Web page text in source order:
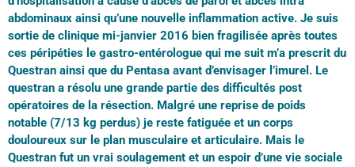
abdominaux ainsi qu’une nouvelle inflammation active. Je suis
sortie de clinique mi-janvier 2016 bien fragilisée après toutes
ces péripéties le gastro-entérologue qui me suit m’a prescrit du
Questran ainsi que du Pentasa avant d’envisager l’imurel. Le
questran a résolu une grande partie des difficultés post
opératoires de la résection. Malgré une reprise de poids
notable (7/13 kg perdus) je reste fatiguée et un corps
douloureux sur le plan musculaire et articulaire. Mais le
Questran fut un vrai soulagement et un espoir d’une vie sociale